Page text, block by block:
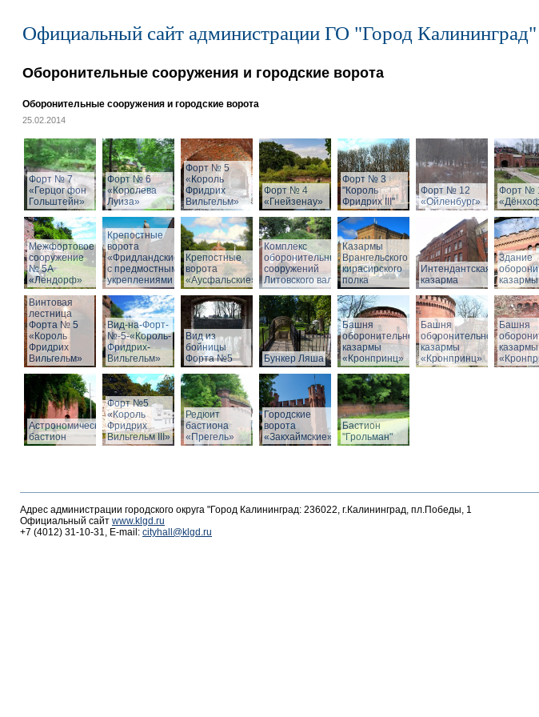
Официальный сайт администрации ГО "Город Калининград"
Оборонительные сооружения и городские ворота
Оборонительные сооружения и городские ворота
25.02.2014
Форт № 7
«Герцог фон
Гольштейн»
Форт № 6
«Королева
Луиза»
Форт № 5
«Король
Фридрих
Вильгельм»
Форт № 4
«Гнейзенау»
Форт № 3
"Король
Фридрих III"
Форт № 12
«Ойленбург»
Форт №
Межфортовое
сооружение
№ 5А
«Лендорф»
Крепостные
ворота
«Фридландские»
с предмостными
укреплениями
Крепостные
ворота
«Аусфальские»
Комплекс
оборонительных
сооружений
Литовского вала
Казармы
Врангельского
кирасирского
полка
Интендантская
казарма
Здание
казармы
Винтовая
лестница
Форта № 5
«Король
Фридрих
Вильгельм»
Вид-на-Форт-
№-5-«Король-
Фридрих-
Вильгельм»
Вид из
бойницы
Форта №5
Бункер Ляша
Башня
оборонительной
казармы
«Кронпринц»
Башня
оборонительной
казармы
«Кронпринц»
Башня
казармы
Астрономический
бастион
Форт №5
«Король
Фридрих
Вильгельм III»
Редюит
бастиона
«Прегель»
Городские
ворота
«Закхаймские»
Бастион
"Грольман"
Адрес администрации городского округа "Город Калининград: 236022, г.Калининград, пл.Победы, 1
Официальный сайт www.klgd.ru
+7 (4012) 31-10-31, E-mail: cityhall@klgd.ru